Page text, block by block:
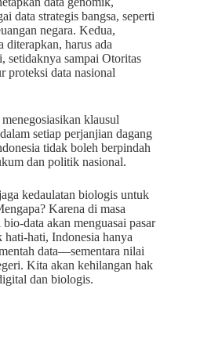
data strategis bangsa, seperti
negara. Kedua,
diterapkan, harus ada
setidaknya sampai Otoritas
proteksi data nasional
klausul
setiap perjanjian dagang
tidak boleh berpindah
dan politik nasional.
kedaulatan biologis untuk
Karena di masa
data akan menguasai pasar
hati-hati, Indonesia hanya
data—sementara nilai
Kita akan kehilangan hak
dan biologis.